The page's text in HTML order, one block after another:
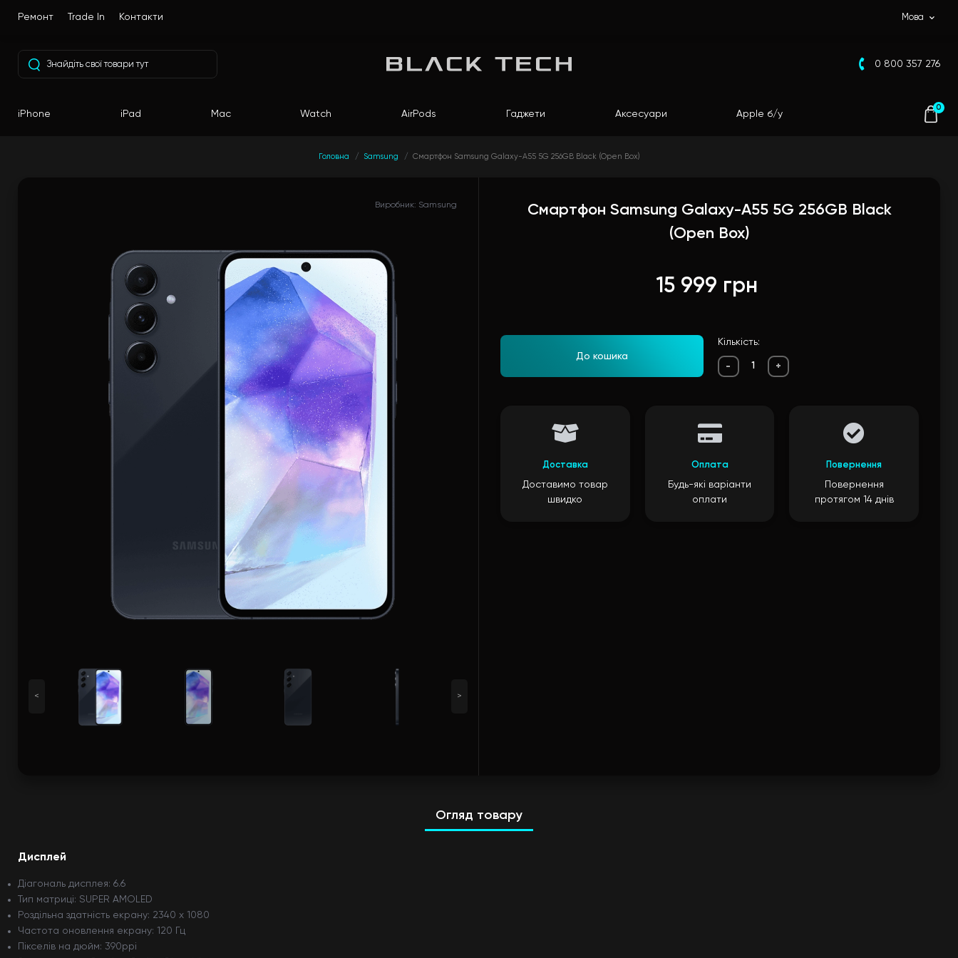
Ремонт Trade In Контакти Мова
0 800 357 276
iPhone iPad Mac Watch AirPods Гаджети Аксесуари Apple б/у
0
Головна Samsung Смартфон Samsung Galaxy-A55 5G 256GB Black (Open Box)
Виробник: Samsung
< >
Смартфон Samsung Galaxy-A55 5G 256GB Black
(Open Box)
15 999 грн
До кошика
Кількість:
- +
Доставка
Доставимо товар
швидко
Оплата
Будь-які варіанти
оплати
Повернення
Повернення
протягом 14 днів
Огляд товару
Дисплей
Діагональ дисплея: 6.6
Тип матриці: SUPER AMOLED
Роздільна здатність екрану: 2340 x 1080
Частота оновлення екрану: 120 Гц
Пікселів на дюйм: 390ppi